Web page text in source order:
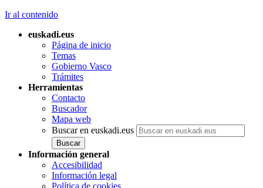
Ir al contenido
euskadi.eus
Página de inicio
Temas
Gobierno Vasco
Trámites
Herramientas
Contacto
Buscador
Mapa web
Buscar en euskadi.eus
Información general
Accesibilidad
Información legal
Política de cookies